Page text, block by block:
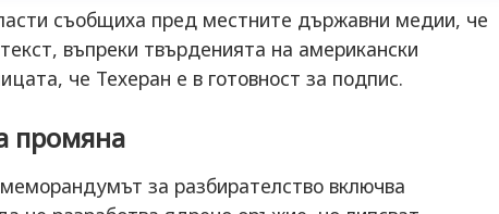
съобщиха пред местните държавни медии, че
въпреки твърденията на американски
че Техеран е в готовност за подпис.
промяна
за разбирателство включва